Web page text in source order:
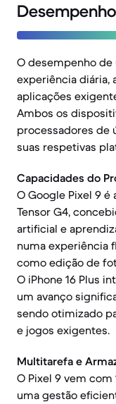
Desempenho
O desempenho
experiência diária,
aplicações
Ambos os
processadores de
suas respetivas
Capacidades do
O Google Pixel 9
Tensor G4,
artificial e
numa experiência
como edição de
O iPhone 16 Plus
um avanço
sendo otimizado
e jogos exigentes.
Multitarefa e
O Pixel 9 vem com
uma gestão